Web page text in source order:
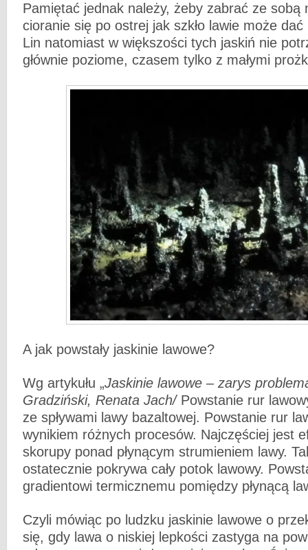
Pamiętać jednak należy, żeby zabrać ze sobą
cioranie się po ostrej jak szkło lawie może
Lin natomiast w większości tych jaskiń nie
głównie poziome, czasem tylko z małymi
A jak powstały jaskinie lawowe?
Wg artykułu „Jaskinie lawowe – zarys
Gradziński, Renata Jach/Powstanie rur
ze spływami lawy bazaltowej. Powstanie rur
wynikiem różnych procesów. Najczęściej jest
skorupy ponad płynącym strumieniem lawy.
ostatecznie pokrywa cały potok lawowy.
gradientowi termicznemu pomiędzy płynącą
Czyli mówiąc po ludzku jaskinie lawowe o
się, gdy lawa o niskiej lepkości zastyga na